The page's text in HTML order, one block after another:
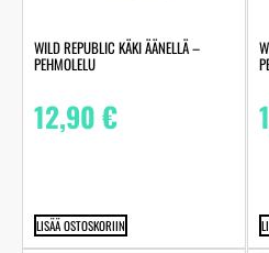
WILD REPUBLIC KÄKI ÄÄNELLÄ –
PEHMOLELU
12,90€
LISÄÄ OSTOSKORIIN